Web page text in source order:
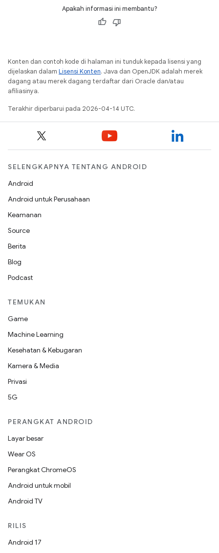
Apakah informasi ini membantu?
Konten dan contoh kode di halaman ini tunduk kepada lisensi yang
dijelaskan dalam Lisensi Konten. Java dan OpenJDK adalah merek
dagang atau merek dagang terdaftar dari Oracle dan/atau
afiliasinya.
Terakhir diperbarui pada 2026-04-14 UTC.
SELENGKAPNYA TENTANG ANDROID
Android
Android untuk Perusahaan
Keamanan
Source
Berita
Blog
Podcast
TEMUKAN
Game
Machine Learning
Kesehatan & Kebugaran
Kamera & Media
Privasi
5G
PERANGKAT ANDROID
Layar besar
Wear OS
Perangkat ChromeOS
Android untuk mobil
Android TV
RILIS
Android 17